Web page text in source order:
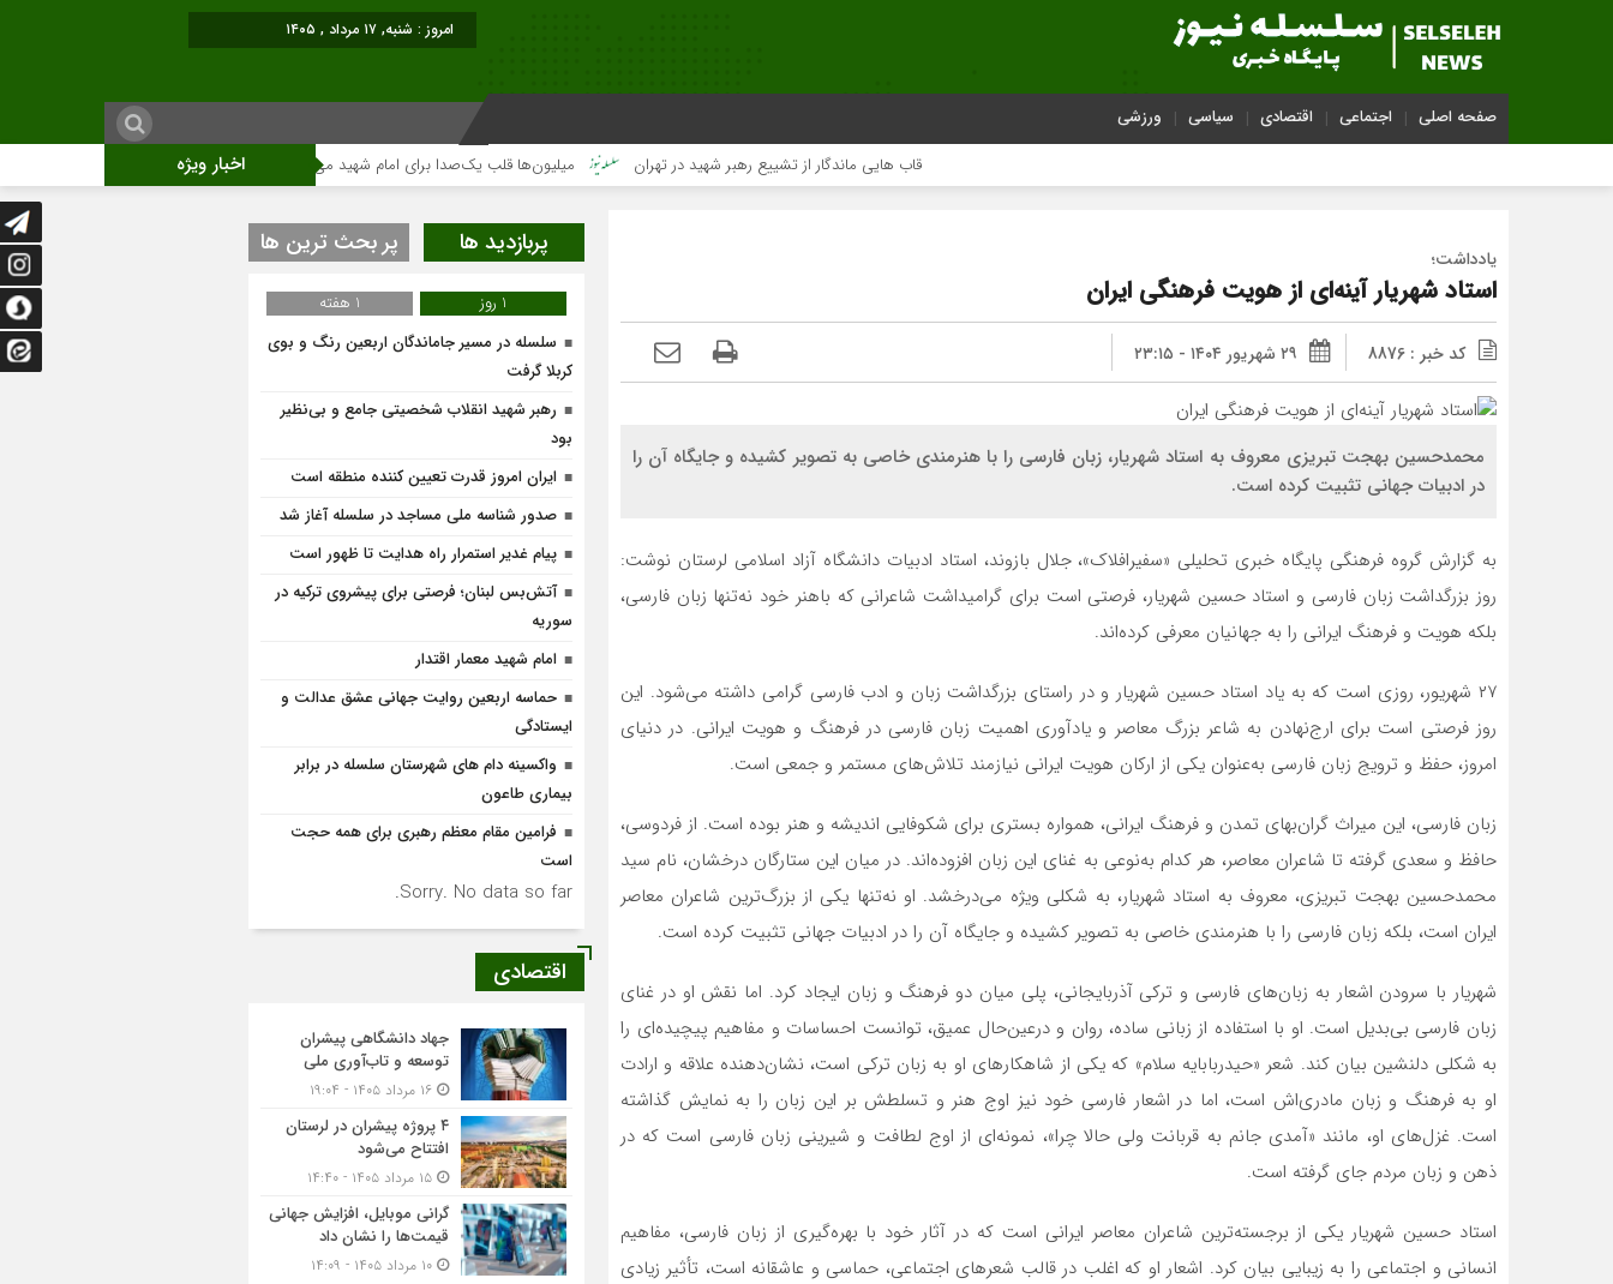
امروز : شنبه, ۱۷ مرداد , ۱۴۰۵
صفحه اصلی اجتماعی اقتصادی سیاسی ورزشی
اخبار ویژه قاب هایی ماندگار از تشییع رهبر شهید در تهران میلیون‌ها قلب یک‌صدا برای امام شهید می‌تپد نمایشگاه آثار هنری ویژه ارتحال امام (ره)برگزار
یادداشت؛
استاد شهریار آینه‌ای از هویت فرهنگی ایران
کد خبر : 8876 ۲۹ شهریور ۱۴۰۴ - ۲۳:۱۵
محمدحسین بهجت تبریزی معروف به استاد شهریار، زبان فارسی را با هنرمندی خاصی به تصویر کشیده و جایگاه آن را
در ادبیات جهانی تثبیت کرده است.
به گزارش گروه فرهنگی پایگاه خبری تحلیلی «سفیرافلاک»، جلال بازوند، استاد ادبیات دانشگاه آزاد اسلامی لرستان نوشت:
روز بزرگداشت زبان فارسی و استاد حسین شهریار، فرصتی است برای گرامیداشت شاعرانی که باهنر خود نه‌تنها زبان فارسی،
بلکه هویت و فرهنگ ایرانی را به جهانیان معرفی کرده‌اند.
۲۷ شهریور، روزی است که به یاد استاد حسین شهریار و در راستای بزرگداشت زبان و ادب فارسی گرامی داشته می‌شود. این
روز فرصتی است برای ارج‌نهادن به شاعر بزرگ معاصر و یادآوری اهمیت زبان فارسی در فرهنگ و هویت ایرانی. در دنیای
امروز، حفظ و ترویج زبان فارسی به‌عنوان یکی از ارکان هویت ایرانی نیازمند تلاش‌های مستمر و جمعی است.
زبان فارسی، این میراث گران‌بهای تمدن و فرهنگ ایرانی، همواره بستری برای شکوفایی اندیشه و هنر بوده است. از فردوسی،
حافظ و سعدی گرفته تا شاعران معاصر، هر کدام به‌نوعی به غنای این زبان افزوده‌اند. در میان این ستارگان درخشان، نام سید
محمدحسین بهجت تبریزی، معروف به استاد شهریار، به شکلی ویژه می‌درخشد. او نه‌تنها یکی از بزرگ‌ترین شاعران معاصر
ایران است، بلکه زبان فارسی را با هنرمندی خاصی به تصویر کشیده و جایگاه آن را در ادبیات جهانی تثبیت کرده است.
شهریار با سرودن اشعار به زبان‌های فارسی و ترکی آذربایجانی، پلی میان دو فرهنگ و زبان ایجاد کرد. اما نقش او در غنای
زبان فارسی بی‌بدیل است. او با استفاده از زبانی ساده، روان و درعین‌حال عمیق، توانست احساسات و مفاهیم پیچیده‌ای را
به شکلی دلنشین بیان کند. شعر «حیدربابایه سلام» که یکی از شاهکارهای او به زبان ترکی است، نشان‌دهنده علاقه و ارادت
او به فرهنگ و زبان مادری‌اش است، اما در اشعار فارسی خود نیز اوج هنر و تسلطش بر این زبان را به نمایش گذاشته
است. غزل‌های او، مانند «آمدی جانم به قربانت ولی حالا چرا»، نمونه‌ای از اوج لطافت و شیرینی زبان فارسی است که در
ذهن و زبان مردم جای گرفته است.
استاد حسین شهریار یکی از برجسته‌ترین شاعران معاصر ایرانی است که در آثار خود با بهره‌گیری از زبان فارسی، مفاهیم
انسانی و اجتماعی را به زیبایی بیان کرد. اشعار او که اغلب در قالب شعرهای اجتماعی، حماسی و عاشقانه است، تأثیر زیادی
پربازدید ها پر بحث ترین ها
1 روز
1 هفته
سلسله در مسیر جاماندگان اربعین رنگ و بوی
کربلا گرفت
رهبر شهید انقلاب شخصیتی جامع و بی‌نظیر
بود
ایران امروز قدرت تعیین کننده منطقه است
صدور شناسه ملی مساجد در سلسله آغاز شد
پیام غدیر استمرار راه هدایت تا ظهور است
آتش‌بس لبنان؛ فرصتی برای پیشروی ترکیه در
سوریه
امام شهید معمار اقتدار
حماسه اربعین روایت جهانی عشق عدالت و
ایستادگی
واکسینه دام های شهرستان سلسله در برابر
بیماری طاعون
فرامین مقام معظم رهبری برای همه حجت
است
Sorry. No data so far.
اقتصادی
جهاد دانشگاهی پیشران
توسعه و تاب‌آوری ملی
۴ پروژه پیشران در لرستان
افتتاح می‌شود
گرانی موبایل، افزایش جهانی
قیمت‌ها را نشان داد